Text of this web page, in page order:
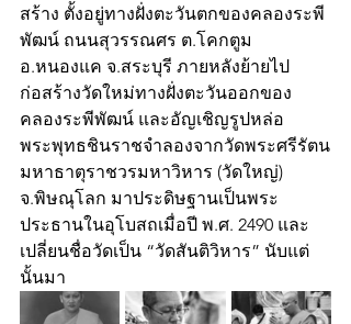
สร้าง ตั้งอยู่ทางฝั่งตะวันตกของคลองระพี
พัฒน์ ถนนสุวรรณศร ต.โคกตูม
อ.หนองแค จ.สระบุรี ภายหลังย้ายไป
ก่อสร้างวัดใหม่ทางฝั่งตะวันออกของ
คลองระพีพัฒน์ และอัญเชิญรูปหล่อ
พระพุทธชินราชจำลองจากวัดพระศรีรัตน
มหาธาตุราชวรมหาวิหาร (วัดใหญ่)
จ.พิษณุโลก มาประดิษฐานเป็นพระ
ประธานในอุโบสถเมื่อปี พ.ศ. 2490 และ
เปลี่ยนชื่อวัดเป็น “วัดสันติวิหาร” นับแต่
นั้นมา